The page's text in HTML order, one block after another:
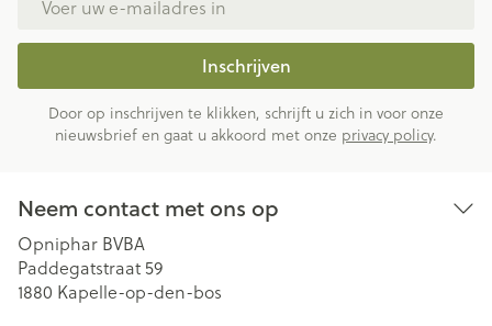
Inschrijven
Door op inschrijven te klikken, schrijft u zich in voor onze
nieuwsbrief en gaat u akkoord met onze privacy policy.
Neem contact met ons op
Opniphar BVBA
Paddegatstraat 59
1880 Kapelle-op-den-bos